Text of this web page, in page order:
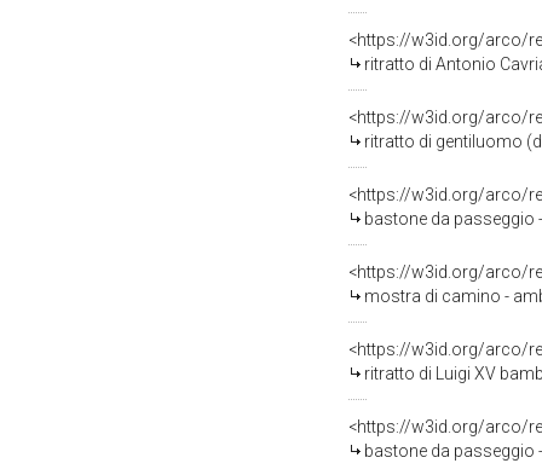
<https://w3id.org/arco/
ritratto di Antonio
<https://w3id.org/arco/
ritratto di gentiluomo
<https://w3id.org/arco/
bastone da passeggio
<https://w3id.org/arco/
mostra di camino -
<https://w3id.org/arco/
ritratto di Luigi XV
<https://w3id.org/arco/
bastone da passeggio